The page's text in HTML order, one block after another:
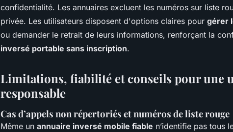
confidentialité. Les annuaires excluent les numéros sur liste
privée. Les utilisateurs disposent d'options claires pour gérer
ou demander le retrait de leurs informations, renforçant la
inversé portable sans inscription.
Limitations, fiabilité et conseils pour une
responsable
Cas d’appels non répertoriés et numéros de liste rouge
Même un annuaire inversé mobile fiable n’identifie pas tous